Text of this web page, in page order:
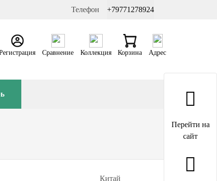
Телефон +79771278924
Сравнение Коллекция Корзина Адрес
Китай
Перейти на
сайт